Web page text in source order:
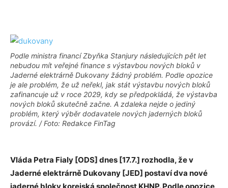
Podle ministra financí Zbyňka Stanjury následujících pět let
nebudou mít veřejné finance s výstavbou nových bloků v
Jaderné elektrárně Dukovany žádný problém. Podle opozice
je ale problém, že už neřekl, jak stát výstavbu nových bloků
zafinancuje už v roce 2029, kdy se předpokládá, že výstavba
nových bloků skutečně začne. A zdaleka nejde o jediný
problém, který výběr dodavatele nových jaderných bloků
provází. / Foto: Redakce FinTag
Vláda Petra Fialy [ODS] dnes [17.7.] rozhodla, že v
Jaderné elektrárně Dukovany [JED] postaví dva nové